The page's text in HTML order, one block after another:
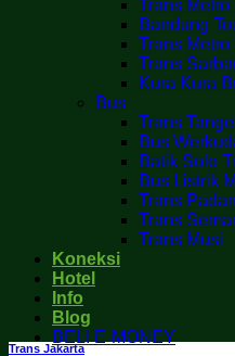
Trans Metro
Bandung
Trans Metro
Trans
Kura Kura
Bus
Trans
Bus
Batik Solo
Bus Listrik
Trans
Trans
Trans Musi
Koneksi
Hotel
Info
Blog
BELI E-MONEY
Trans Jakarta